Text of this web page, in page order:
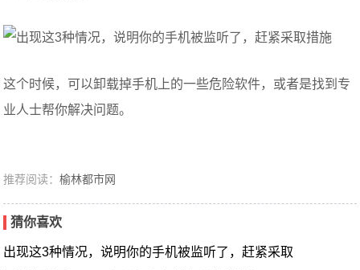
这个时候，可以卸载掉手机上的一些危险软件，或者是找到专
业人士帮你解决问题。
推荐阅读：榆林都市网
猜你喜欢
出现这3种情况，说明你的手机被监听了，赶紧采取